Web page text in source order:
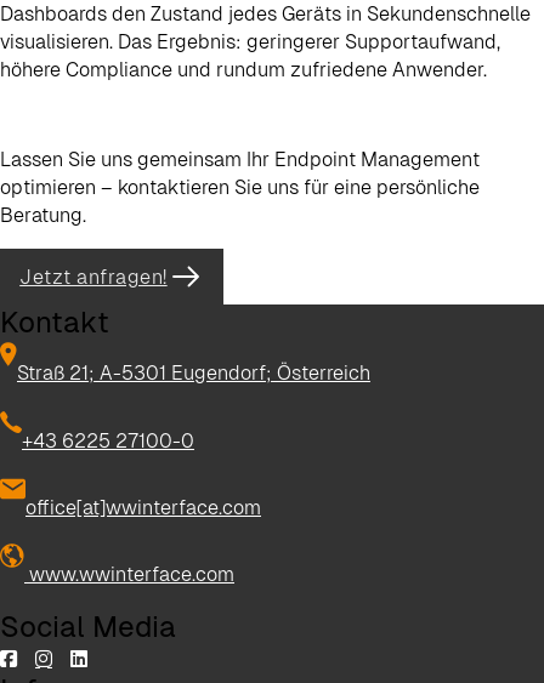
Dashboards den Zustand jedes Geräts in Sekundenschnelle
visualisieren. Das Ergebnis: geringerer Supportaufwand,
höhere Compliance und rundum zufriedene Anwender.
Lassen Sie uns gemeinsam Ihr Endpoint Management
optimieren – kontaktieren Sie uns für eine persönliche
Beratung.
Jetzt anfragen!
Kontakt
Straß 21; A-5301 Eugendorf; Österreich
+43 6225 27100-0
office[at]wwinterface.com
www.wwinterface.com
Social Media